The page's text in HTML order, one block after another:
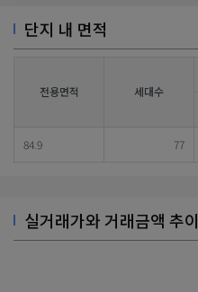
단지 내 면적
전용면적 세대수
84.9 77
실거래가와 거래금액 추이